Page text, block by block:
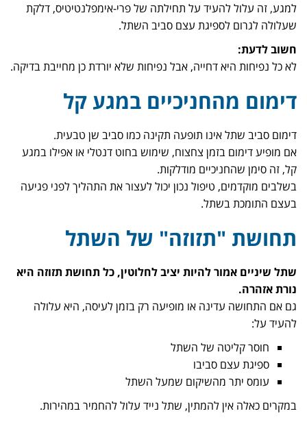
למגע, זה עלול להעיד על תחילתה של פרי-אימפלנטיטיס, דלקת
שעלולה לגרום לספיגת עצם סביב השתל.
חשוב לדעת:
לא כל נפיחות היא דחייה, אבל נפיחות שלא יורדת כן מחייבת בדיקה.
דימום מהחניכיים במגע קל
דימום סביב שתל אינו תופעה תקינה כמו סביב שן טבעית.
אם מופיע דימום בזמן צחצוח, שימוש בחוט דנטלי או אפילו במגע
קל, זה סימן שהחניכיים מודלקות.
בשלבים מוקדמים, טיפול נכון יכול לעצור את התהליך לפני פגיעה
בעצם התומכת בשתל.
תחושת "תזוזה" של השתל
שתל שיניים אמור להיות יציב לחלוטין, כל תחושת תזוזה היא
נורת אזהרה.
גם אם התחושה עדינה או מופיעה רק בזמן לעיסה, היא עלולה
להעיד על:
חוסר קליטה של השתל
ספיגת עצם סביבו
עומס יתר מהשיקום שמעל השתל
במקרים כאלה אין להמתין, שתל נייד עלול להחמיר במהירות.